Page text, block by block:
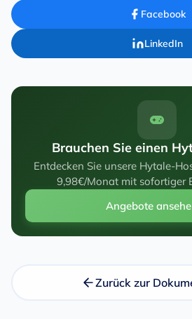
Facebook
LinkedIn
Brauchen Sie einen
Entdecken Sie unsere Hytale-
9,98€/Monat mit sofortiger
Angebote
Zurück zur